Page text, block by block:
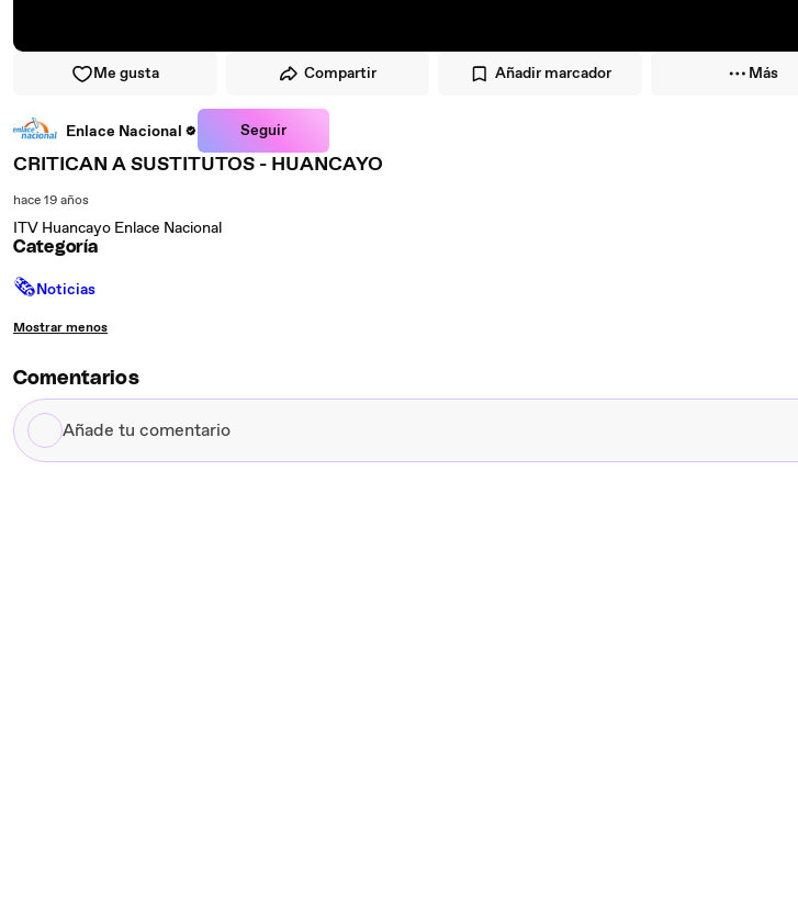
Me gusta Compartir Añadir marcador Más
Enlace Nacional Seguir
CRITICAN A SUSTITUTOS - HUANCAYO
hace 19 años
ITV Huancayo Enlace Nacional
Categoría
🗞Noticias
Mostrar menos
Comentarios
Añade
tu